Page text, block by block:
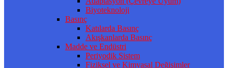
Biyoteknoloji
Basınç
Katılarda Basınç
Akışkanlarda Basınç
Madde ve Endüstri
Periyodik Sistem
Fiziksel ve Kimyasal Değişimler